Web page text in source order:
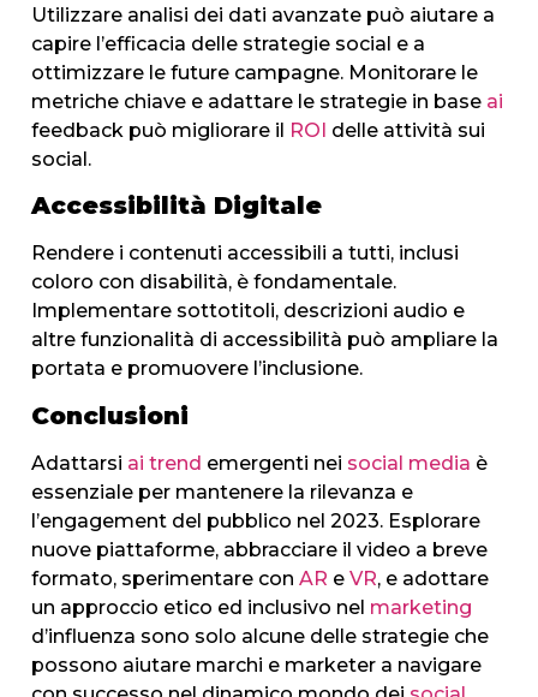
Utilizzare analisi dei dati avanzate può aiutare a
capire l’efficacia delle strategie social e a
ottimizzare le future campagne. Monitorare le
metriche chiave e adattare le strategie in base ai
feedback può migliorare il ROI delle attività sui
social.
Accessibilità Digitale
Rendere i contenuti accessibili a tutti, inclusi
coloro con disabilità, è fondamentale.
Implementare sottotitoli, descrizioni audio e
altre funzionalità di accessibilità può ampliare la
portata e promuovere l’inclusione.
Conclusioni
Adattarsi ai trend emergenti nei social media è
essenziale per mantenere la rilevanza e
l’engagement del pubblico nel 2023. Esplorare
nuove piattaforme, abbracciare il video a breve
formato, sperimentare con AR e VR, e adottare
un approccio etico ed inclusivo nel marketing
d’influenza sono solo alcune delle strategie che
possono aiutare marchi e marketer a navigare